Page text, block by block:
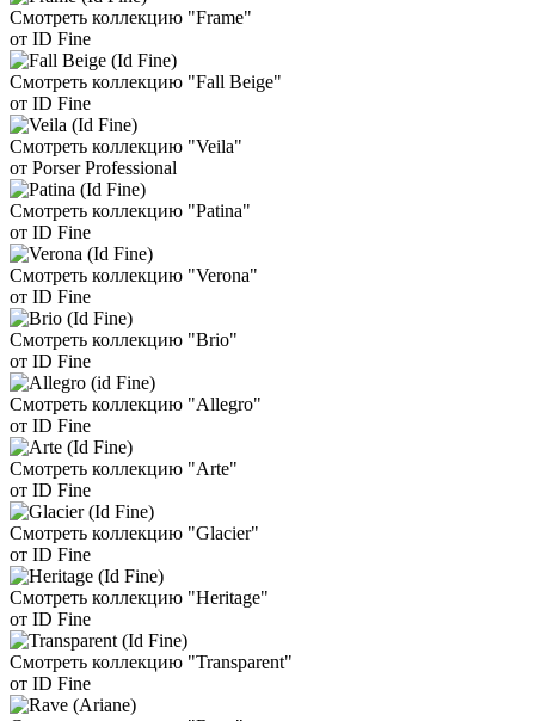
Смотреть коллекцию "Frame"
от ID Fine
Смотреть коллекцию "Fall Beige"
от ID Fine
Смотреть коллекцию "Veila"
от Porser Professional
Смотреть коллекцию "Patina"
от ID Fine
Смотреть коллекцию "Verona"
от ID Fine
Смотреть коллекцию "Brio"
от ID Fine
Смотреть коллекцию "Allegro"
от ID Fine
Смотреть коллекцию "Arte"
от ID Fine
Смотреть коллекцию "Glacier"
от ID Fine
Смотреть коллекцию "Heritage"
от ID Fine
Смотреть коллекцию "Transparent"
от ID Fine